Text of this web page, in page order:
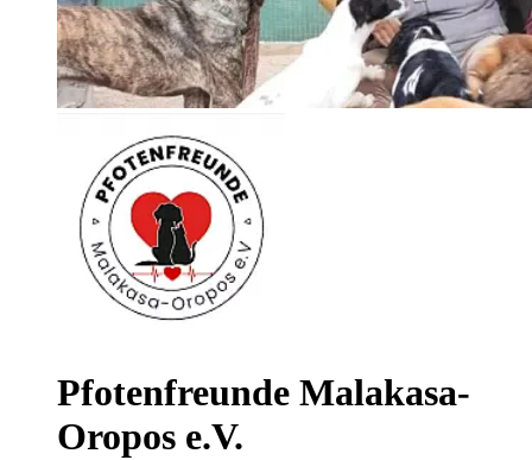
Pfotenfreunde Malakasa-
Oropos e.V.